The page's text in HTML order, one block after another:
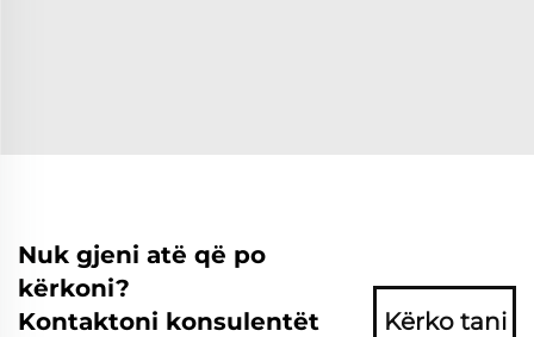
Nuk gjeni atë që po
kërkoni?
Kontaktoni konsulentët
Kërko tani